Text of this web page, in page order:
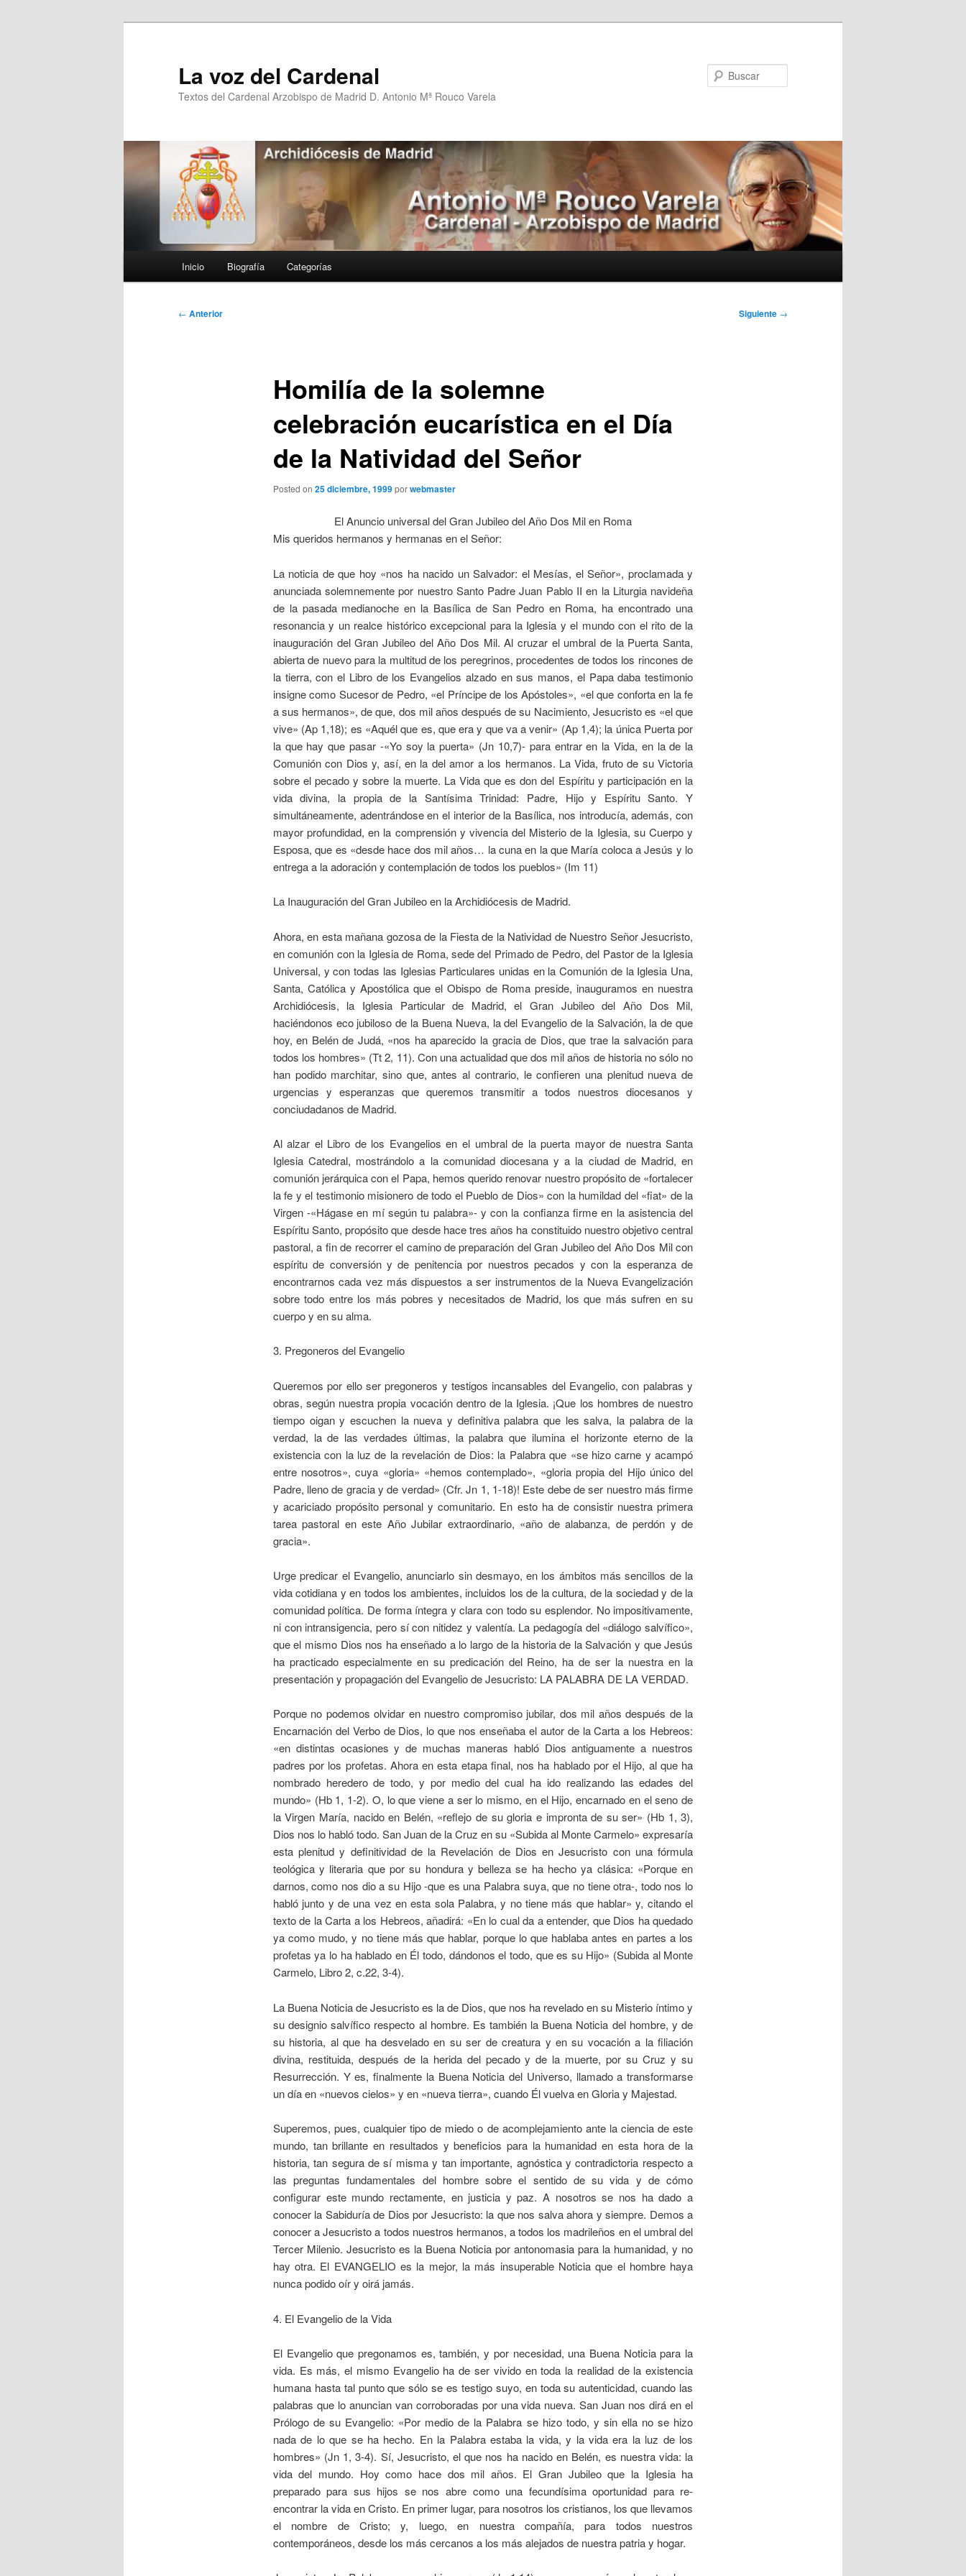
La voz del Cardenal
Textos del Cardenal Arzobispo de Madrid D. Antonio Mª Rouco Varela
Inicio Biografía Categorías
Navegación
← Anterior Siguiente →
Homilía de la solemne
celebración eucarística en el Día
de la Natividad del Señor
Posted on 25 diciembre, 1999porwebmaster
El Anuncio universal del Gran Jubileo del Año Dos Mil en Roma
Mis queridos hermanos y hermanas en el Señor:
La noticia de que hoy «nos ha nacido un Salvador: el Mesías, el Señor», proclamada y
anunciada solemnemente por nuestro Santo Padre Juan Pablo II en la Liturgia navideña
de la pasada medianoche en la Basílica de San Pedro en Roma, ha encontrado una
resonancia y un realce histórico excepcional para la Iglesia y el mundo con el rito de la
inauguración del Gran Jubileo del Año Dos Mil.Al cruzar el umbral de la Puerta Santa,
abierta de nuevo para la multitud de los peregrinos, procedentes de todos los rincones de
la tierra, con el Libro de los Evangelios alzado en sus manos, el Papa daba testimonio
insigne como Sucesor de Pedro, «el Príncipe de los Apóstoles», «el que conforta en la fe
a sus hermanos», de que, dos mil años después de su Nacimiento, Jesucristo es «el que
vive» (Ap 1,18); es «Aquél que es, que era y que va a venir» (Ap 1,4); la única Puerta por
la que hay que pasar -«Yo soy la puerta» (Jn 10,7)- para entrar en la Vida, en la de la
Comunión con Dios y, así, en la del amor a los hermanos. La Vida, fruto de su Victoria
sobre el pecado y sobre la muerte. La Vida que es don del Espíritu y participación en la
vida divina, la propia de la Santísima Trinidad: Padre, Hijo y Espíritu Santo. Y
simultáneamente, adentrándose en el interior de la Basílica, nos introducía, además, con
mayor profundidad, en la comprensión y vivencia del Misterio de la Iglesia, su Cuerpo y
Esposa, que es «desde hace dos mil años… la cuna en la que María coloca a Jesús y lo
entrega a la adoración y contemplación de todos los pueblos» (Im 11)
La Inauguración del Gran Jubileo en la Archidiócesis de Madrid.
Ahora, en esta mañana gozosa de la Fiesta de la Natividad de Nuestro Señor Jesucristo,
en comunión con la Iglesia de Roma, sede del Primado de Pedro, del Pastor de la Iglesia
Universal, y con todas las Iglesias Particulares unidas en la Comunión de la Iglesia Una,
Santa, Católica y Apostólica que el Obispo de Roma preside, inauguramos en nuestra
Archidiócesis, la Iglesia Particular de Madrid, el Gran Jubileo del Año Dos Mil,
haciéndonos eco jubiloso de la Buena Nueva, la del Evangelio de la Salvación, la de que
hoy, en Belén de Judá, «nos ha aparecido la gracia de Dios, que trae la salvación para
todos los hombres» (Tt 2, 11). Con una actualidad que dos mil años de historia no sólo no
han podido marchitar, sino que, antes al contrario, le confieren una plenitud nueva de
urgencias y esperanzas que queremos transmitir a todos nuestros diocesanos y
conciudadanos de Madrid.
Al alzar el Libro de los Evangelios en el umbral de la puerta mayor de nuestra Santa
Iglesia Catedral, mostrándolo a la comunidad diocesana y a la ciudad de Madrid, en
comunión jerárquica con el Papa, hemos querido renovar nuestro propósito de «fortalecer
la fe y el testimonio misionero de todo el Pueblo de Dios» con la humildad del «fiat» de la
Virgen -«Hágase en mí según tu palabra»- y con la confianza firme en la asistencia del
Espíritu Santo, propósito que desde hace tres años ha constituido nuestro objetivo central
pastoral, a fin de recorrer el camino de preparación del Gran Jubileo del Año Dos Mil con
espíritu de conversión y de penitencia por nuestros pecados y con la esperanza de
encontrarnos cada vez más dispuestos a ser instrumentos de la Nueva Evangelización
sobre todo entre los más pobres y necesitados de Madrid, los que más sufren en su
cuerpo y en su alma.
3. Pregoneros del Evangelio
Queremos por ello ser pregoneros y testigos incansables del Evangelio, con palabras y
obras, según nuestra propia vocación dentro de la Iglesia. ¡Que los hombres de nuestro
tiempo oigan y escuchen la nueva y definitiva palabra que les salva, la palabra de la
verdad, la de las verdades últimas, la palabra que ilumina el horizonte eterno de la
existencia con la luz de la revelación de Dios: la Palabra que «se hizo carne y acampó
entre nosotros», cuya «gloria» «hemos contemplado», «gloria propia del Hijo único del
Padre, lleno de gracia y de verdad» (Cfr. Jn 1, 1-18)! Este debe de ser nuestro más firme
y acariciado propósito personal y comunitario. En esto ha de consistir nuestra primera
tarea pastoral en este Año Jubilar extraordinario, «año de alabanza, de perdón y de
gracia».
Urge predicar el Evangelio, anunciarlo sin desmayo, en los ámbitos más sencillos de la
vida cotidiana y en todos los ambientes, incluidos los de la cultura, de la sociedad y de la
comunidad política. De forma íntegra y clara con todo su esplendor. No impositivamente,
ni con intransigencia, pero sí con nitidez y valentía. La pedagogía del «diálogo salvífico»,
que el mismo Dios nos ha enseñado a lo largo de la historia de la Salvación y que Jesús
ha practicado especialmente en su predicación del Reino, ha de ser la nuestra en la
presentación y propagación del Evangelio de Jesucristo: LA PALABRA DE LA VERDAD.
Porque no podemos olvidar en nuestro compromiso jubilar, dos mil años después de la
Encarnación del Verbo de Dios, lo que nos enseñaba el autor de la Carta a los Hebreos:
«en distintas ocasiones y de muchas maneras habló Dios antiguamente a nuestros
padres por los profetas. Ahora en esta etapa final, nos ha hablado por el Hijo, al que ha
nombrado heredero de todo, y por medio del cual ha ido realizando las edades del
mundo» (Hb 1, 1-2). O, lo que viene a ser lo mismo, en el Hijo, encarnado en el seno de
la Virgen María, nacido en Belén, «reflejo de su gloria e impronta de su ser» (Hb 1, 3),
Dios nos lo habló todo. San Juan de la Cruz en su «Subida al Monte Carmelo» expresaría
esta plenitud y definitividad de la Revelación de Dios en Jesucristo con una fórmula
teológica y literaria que por su hondura y belleza se ha hecho ya clásica: «Porque en
darnos, como nos dio a su Hijo -que es una Palabra suya, que no tiene otra-, todo nos lo
habló junto y de una vez en esta sola Palabra, y no tiene más que hablar» y, citando el
texto de la Carta a los Hebreos, añadirá: «En lo cual da a entender, que Dios ha quedado
ya como mudo, y no tiene más que hablar, porque lo que hablaba antes en partes a los
profetas ya lo ha hablado en Él todo, dándonos el todo, que es su Hijo» (Subida al Monte
Carmelo, Libro 2, c.22, 3-4).
La Buena Noticia de Jesucristo es la de Dios, que nos ha revelado en su Misterio íntimo y
su designio salvífico respecto al hombre. Es también la Buena Noticia del hombre, y de
su historia, al que ha desvelado en su ser de creatura y en su vocación a la filiación
divina, restituida, después de la herida del pecado y de la muerte, por su Cruz y su
Resurrección. Y es, finalmente la Buena Noticia del Universo, llamado a transformarse
un día en «nuevos cielos» y en «nueva tierra», cuando Él vuelva en Gloria y Majestad.
Superemos, pues, cualquier tipo de miedo o de acomplejamiento ante la ciencia de este
mundo, tan brillante en resultados y beneficios para la humanidad en esta hora de la
historia, tan segura de sí misma y tan importante, agnóstica y contradictoria respecto a
las preguntas fundamentales del hombre sobre el sentido de su vida y de cómo
configurar este mundo rectamente, en justicia y paz. A nosotros se nos ha dado a
conocer la Sabiduría de Dios por Jesucristo: la que nos salva ahora y siempre. Demos a
conocer a Jesucristo a todos nuestros hermanos, a todos los madrileños en el umbral del
Tercer Milenio. Jesucristo es la Buena Noticia por antonomasia para la humanidad, y no
hay otra. El EVANGELIO es la mejor, la más insuperable Noticia que el hombre haya
nunca podido oír y oirá jamás.
4. El Evangelio de la Vida
El Evangelio que pregonamos es, también, y por necesidad, una Buena Noticia para la
vida. Es más, el mismo Evangelio ha de ser vivido en toda la realidad de la existencia
humana hasta tal punto que sólo se es testigo suyo, en toda su autenticidad, cuando las
palabras que lo anuncian van corroboradas por una vida nueva. San Juan nos dirá en el
Prólogo de su Evangelio: «Por medio de la Palabra se hizo todo, y sin ella no se hizo
nada de lo que se ha hecho. En la Palabra estaba la vida, y la vida era la luz de los
hombres» (Jn 1, 3-4). Sí, Jesucristo, el que nos ha nacido en Belén, es nuestra vida: la
vida del mundo. Hoy como hace dos mil años. El Gran Jubileo que la Iglesia ha
preparado para sus hijos se nos abre como una fecundísima oportunidad para re-
encontrar la vida en Cristo. En primer lugar, para nosotros los cristianos, los que llevamos
el nombre de Cristo; y, luego, en nuestra compañía, para todos nuestros
contemporáneos, desde los más cercanos a los más alejados de nuestra patria y hogar.